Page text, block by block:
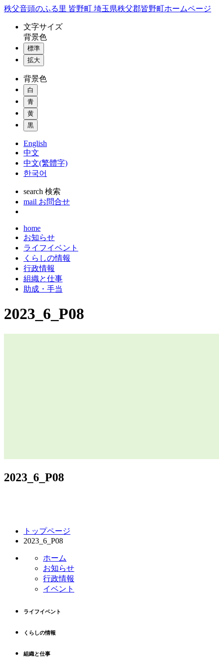
コ
秩父音頭のふる里 皆野町 埼玉県秩父郡皆野町ホームページ
文字サイズ
背景色
標準
拡大
背景色
白
青
黄
黒
English
中文
中文(繁體字)
한국어
search 検索
mail お問合せ
home
お知らせ
ライフイベント
くらしの情報
行政情報
組織と仕事
助成・手当
2023_6_P08
2023_6_P08
トップページ
2023_6_P08
ホーム
お知らせ
行政情報
イベント
ライフイベント
くらしの情報
組織と仕事